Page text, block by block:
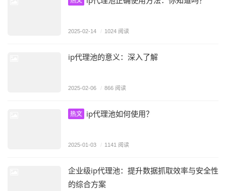
2025-02-14 / 1024 阅读
ip代理池的意义：深入了解
2025-02-06 / 866 阅读
热文 ip代理池如何使用？
2025-01-03 / 1141 阅读
企业级ip代理池：提升数据抓取效率与安全性
的综合方案